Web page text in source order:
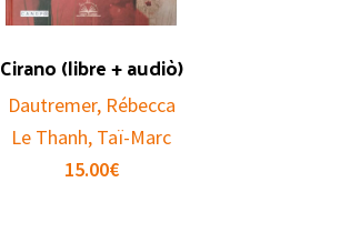
Cirano (libre + audiò)
Dautremer, Rébecca
Le Thanh, Taï-Marc
15.00€